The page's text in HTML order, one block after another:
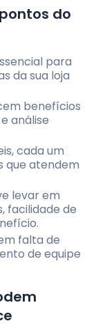
do
para
da sua loja
benefícios
análise
cada um
que atendem
levar em
facilidade de
falta de
de equipe